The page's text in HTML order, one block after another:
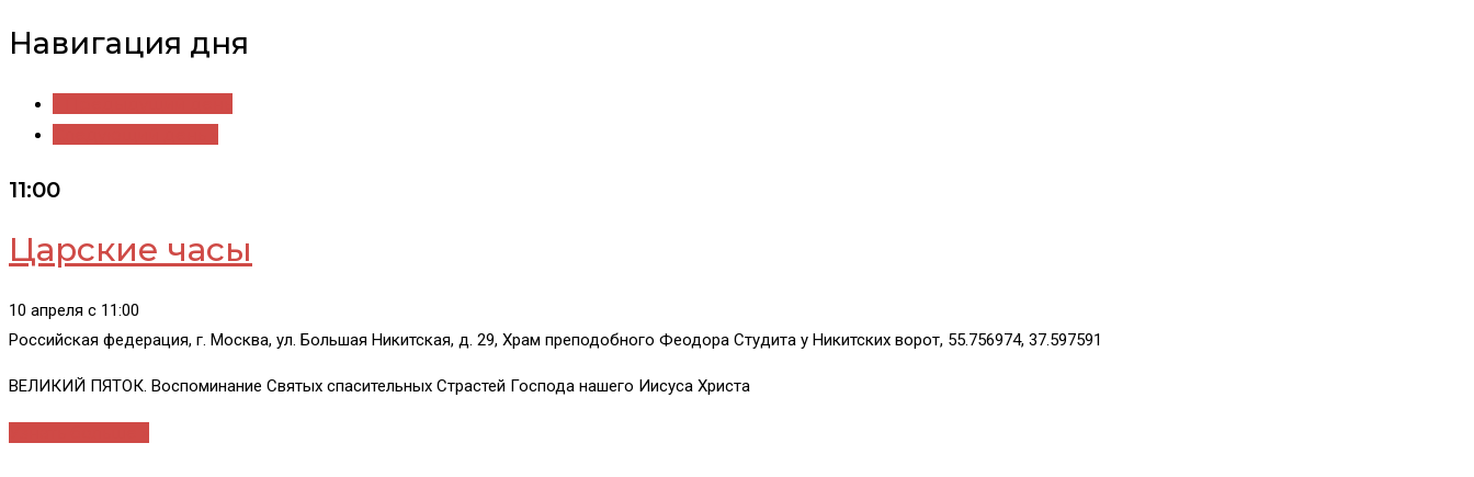
Навигация дня
11:00
Царские часы
10 апреля c 11:00
Российская федерация, г. Москва, ул. Большая Никитская, д. 29, Храм преподобного Феодора Студита у Никитских ворот, 55.756974, 37.597591
ВЕЛИКИЙ ПЯТОК. Воспоминание Святых спасительных Страстей Господа нашего Иисуса Христа